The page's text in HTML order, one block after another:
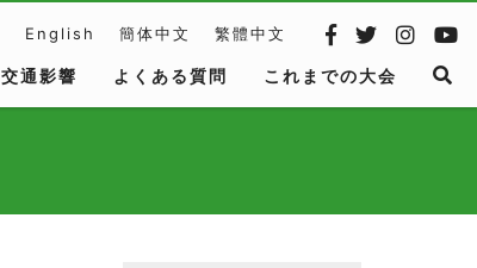
English 簡体中文 繁體中文
交通影響 よくある質問 これまでの大会